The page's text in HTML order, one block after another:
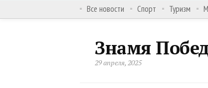
Все новости Спорт Туризм
Знамя
29 апреля, 2025